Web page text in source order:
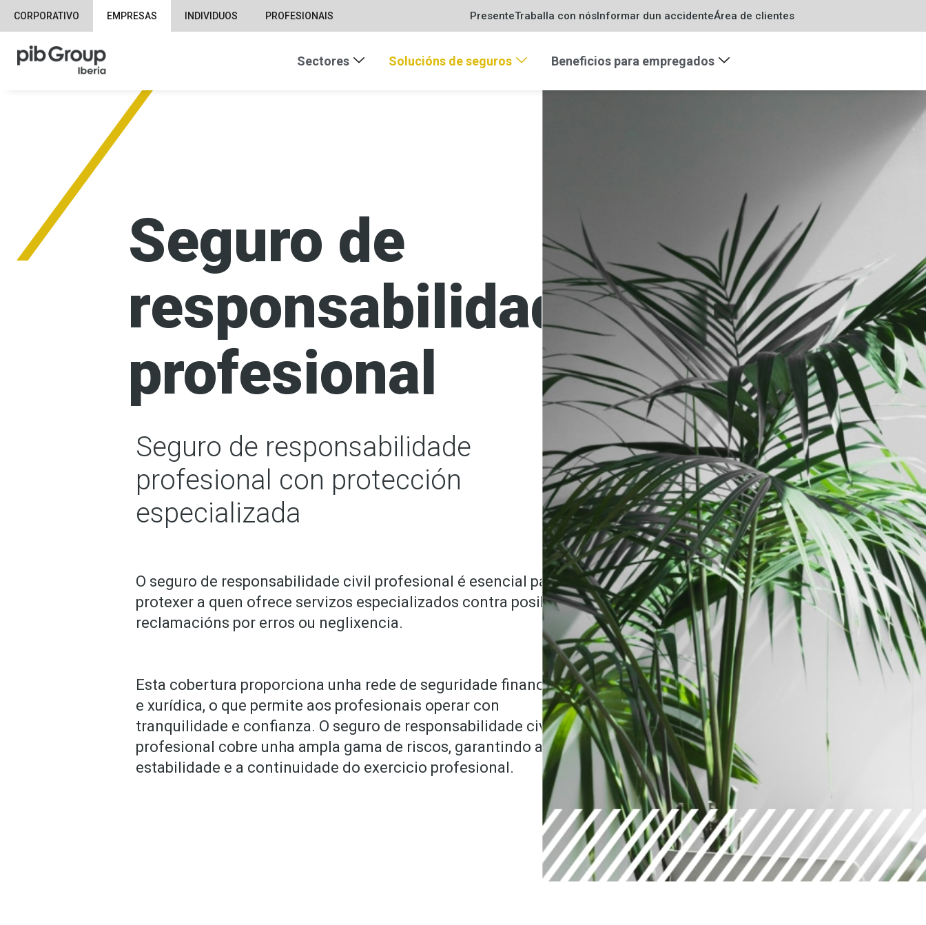
CORPORATIVO EMPRESAS INDIVIDUOS PROFESIONAIS PresenteTraballa con nósInformar dun accidenteÁrea de clientes
Sectores Solucións de seguros Beneficios para empregados
Seguro de
responsabilidade
profesional
Seguro de responsabilidade
profesional con protección
especializada
O seguro de responsabilidade civil profesional é esencial para
protexer a quen ofrece servizos especializados contra posibles
reclamacións por erros ou neglixencia.
Esta cobertura proporciona unha rede de seguridade financeira
e xurídica, o que permite aos profesionais operar con
tranquilidade e confianza. O seguro de responsabilidade civil
profesional cobre unha ampla gama de riscos, garantindo a
estabilidade e a continuidade do exercicio profesional.